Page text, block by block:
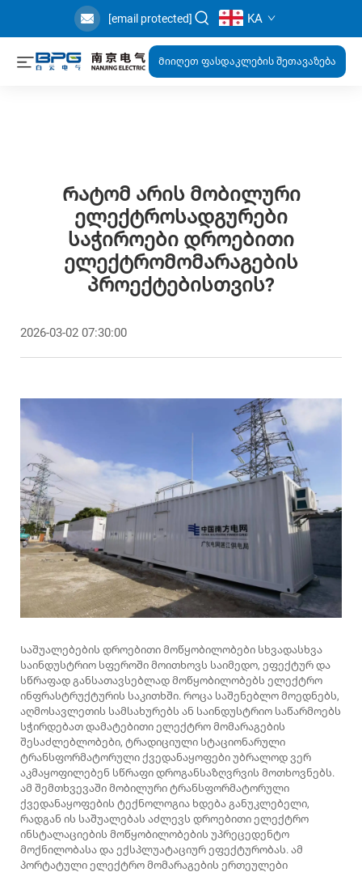
[email protected] KA
Მიიღეთ ფასდაკლების შეთავაზება
Რატომ Არის Მობილური
Ელექტროსადგურები
Საჭიროები Დროებითი
Ელექტრომომარაგების
Პროექტებისთვის?
2026-03-02 07:30:00
Საშუალებების დროებითი მოწყობილობები სხვადასხვა
საინდუსტრიო სფეროში მოითხოვს საიმედო, ეფექტურ და
სწრაფად განსათავსებლად მოწყობილობებს ელექტრო
ინფრასტრუქტურის საკითხში. როცა საშენებლო მოედნებს,
აღმოსავლეთის სამსახურებს ან საინდუსტრიო საწარმოებს
სჭირდებათ დამატებითი ელექტრო მომარაგების
შესაძლებლობები, ტრადიციული სტაციონარული
ტრანსფორმატორული ქვედანაყოფები უბრალოდ ვერ
აკმაყოფილებენ სწრაფი დროგანსაზღვრვის მოთხოვნებს.
ამ შემთხვევაში მობილური ტრანსფორმატორული
ქვედანაყოფების ტექნოლოგია ხდება განუკლებელი,
რადგან ის საშუალებას აძლევს დროებითი ელექტრო
ინსტალაციების მოწყობილობების უპრეცედენტო
მოქნილობასა და ექსპლუატაციურ ეფექტურობას. ამ
პორტატული ელექტრო მომარაგების ერთეულები